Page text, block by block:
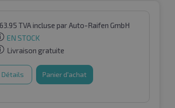
63.95 TVA incluse par Auto-Raifen GmbH
EN STOCK
Livraison gratuite
Détails Panier d'achat